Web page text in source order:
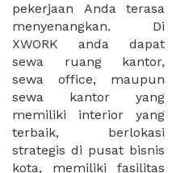
pekerjaan Anda terasa
menyenangkan. Di
XWORK anda dapat
sewa ruang kantor,
sewa office, maupun
sewa kantor yang
memiliki interior yang
terbaik, berlokasi
strategis di pusat bisnis
kota, memiliki fasilitas
usaha baru Anda,
seperti surat domisili,
Tanda Domisili
Perusahaan, Surat Izin
Usaha Perdagangan,
dan atau akte pendirian
PT maupun akte
pendirian CV untuk
usaha Anda. Sewa
ruang kantor XWORK